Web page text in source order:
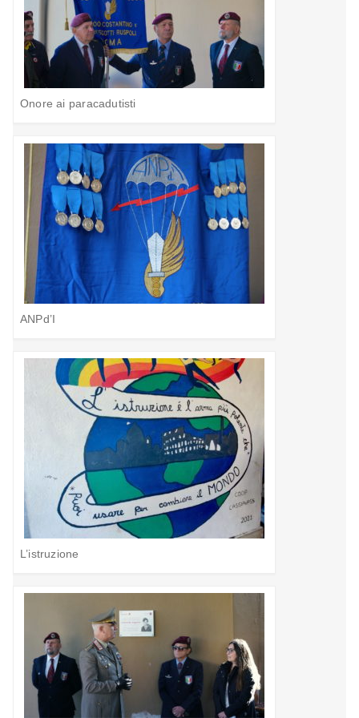
Onore ai paracadutisti
ANPd’I
L’istruzione